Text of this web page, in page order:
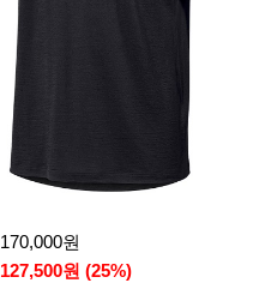
170,000원
127,500원 (25%)